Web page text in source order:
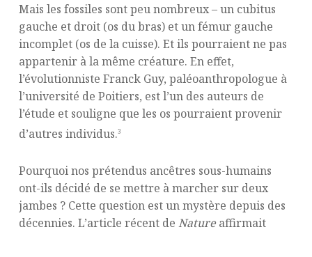
Mais les fossiles sont peu nombreux – un cubitus
gauche et droit (os du bras) et un fémur gauche
incomplet (os de la cuisse). Et ils pourraient ne pas
appartenir à la même créature. En effet,
l’évolutionniste Franck Guy, paléoanthropologue à
l’université de Poitiers, est l’un des auteurs de
l’étude et souligne que les os pourraient provenir
d’autres individus.3
Pourquoi nos prétendus ancêtres sous-humains
ont-ils décidé de se mettre à marcher sur deux
jambes ? Cette question est un mystère depuis des
décennies. L’article récent de Natureaffirmait